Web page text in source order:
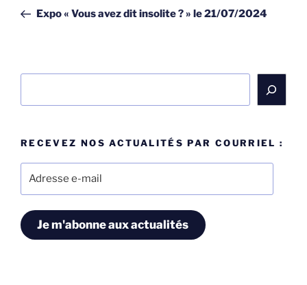
l’article
précédent
Expo « Vous avez dit insolite ? » le 21/07/2024
RECEVEZ NOS ACTUALITÉS PAR COURRIEL :
Je m'abonne aux actualités